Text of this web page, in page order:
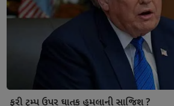
ફરી ટ્રમ્પ ઉપર ઘાતક હુમલાની સાજિશ ?